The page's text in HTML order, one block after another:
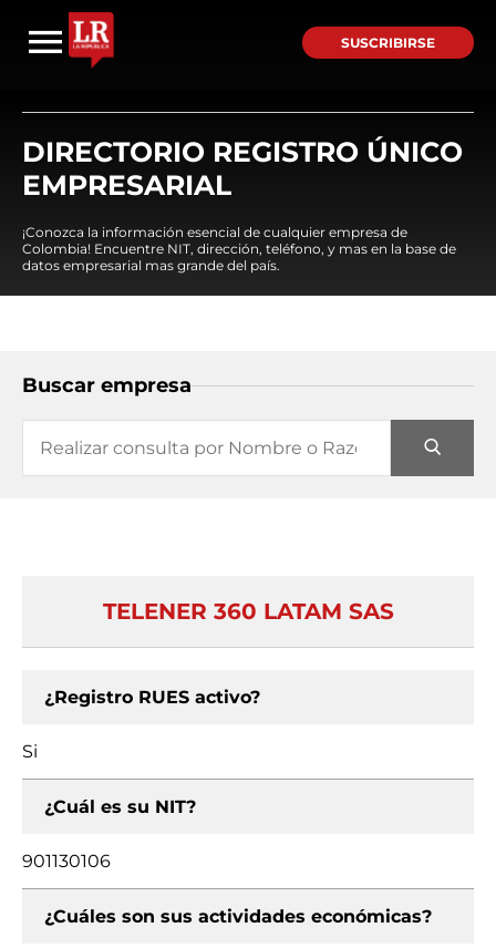
SUSCRIBIRSE
DIRECTORIO REGISTRO ÚNICO
EMPRESARIAL
¡Conozca la información esencial de cualquier empresa de
Colombia! Encuentre NIT, dirección, teléfono, y mas en la base de
datos empresarial mas grande del país.
Buscar empresa
TELENER 360 LATAM SAS
¿Registro RUES activo?
Si
¿Cuál es su NIT?
901130106
¿Cuáles son sus actividades económicas?